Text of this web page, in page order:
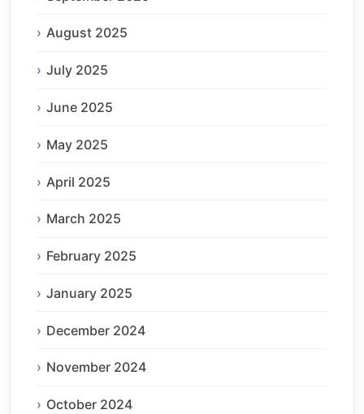
August 2025
July 2025
June 2025
May 2025
April 2025
March 2025
February 2025
January 2025
December 2024
November 2024
October 2024